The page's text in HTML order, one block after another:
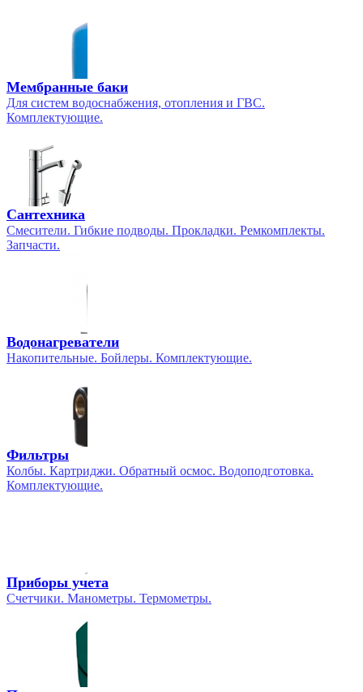
Мембранные баки
Для систем водоснабжения, отопления и ГВС.
Комплектующие.
Сантехника
Смесители. Гибкие подводы. Прокладки. Ремкомплекты.
Запчасти.
Водонагреватели
Накопительные. Бойлеры. Комплектующие.
Фильтры
Колбы. Картриджи. Обратный осмос. Водоподготовка.
Комплектующие.
Приборы учета
Счетчики. Манометры. Термометры.